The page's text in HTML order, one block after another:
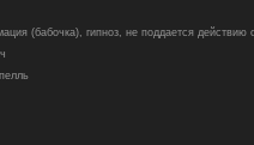
(бабочка), гипноз, не поддается действию